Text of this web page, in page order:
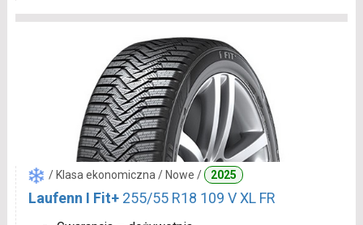
/ Klasa ekonomiczna / Nowe / 2025
Laufenn I Fit+ 255/55 R18 109 V XL FR